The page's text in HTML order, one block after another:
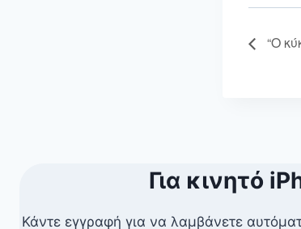
“Ο
Για κινητό
Κάντε εγγραφή για να λαμβάνετε